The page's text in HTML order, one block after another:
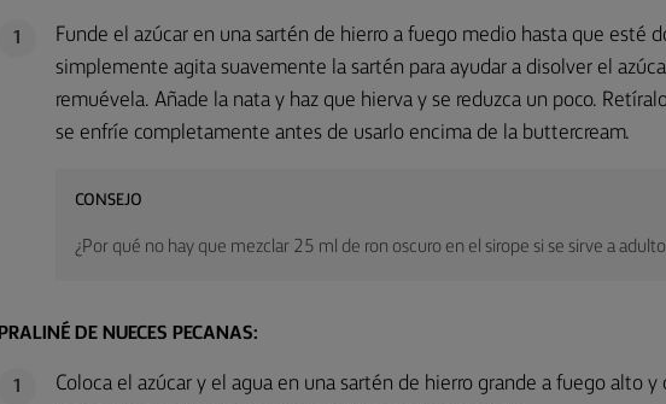
1
Funde el azúcar en una sartén de hierro a fuego medio hasta que esté
simplemente agita suavemente la sartén para ayudar a disolver el
remuévela. Añade la nata y haz que hierva y se reduzca un poco.
se enfríe completamente antes de usarlo encima de la buttercream.
CONSEJO
¿Por qué no hay que mezclar 25 ml de ron oscuro en el sirope si se sirve a
PRALINÉ DE NUECES PECANAS:
1
Coloca el azúcar y el agua en una sartén de hierro grande a fuego alto